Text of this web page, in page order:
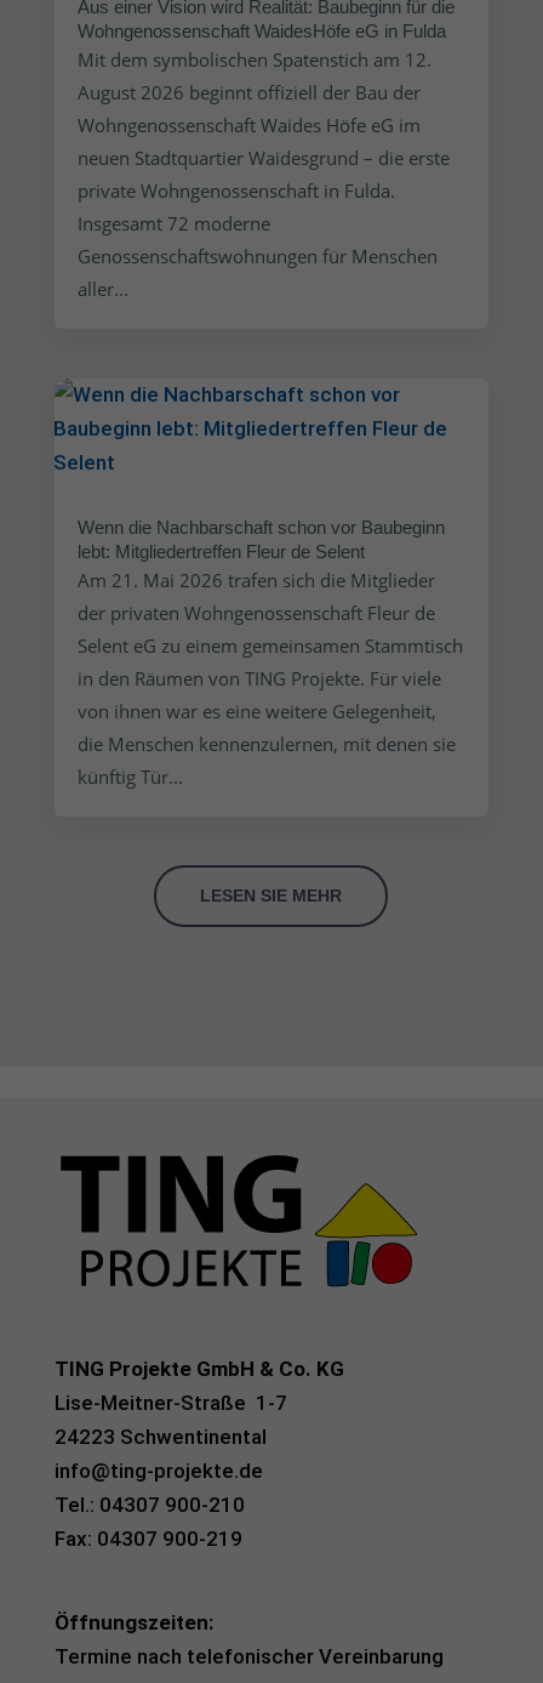
Aus einer Vision wird Realität: Baubeginn für die
Wohngenossenschaft WaidesHöfe eG in Fulda
Mit dem symbolischen Spatenstich am 12.
August 2026 beginnt offiziell der Bau der
Wohngenossenschaft Waides Höfe eG im
neuen Stadtquartier Waidesgrund – die erste
private Wohngenossenschaft in Fulda.
Insgesamt 72 moderne
Genossenschaftswohnungen für Menschen
aller...
Wenn die Nachbarschaft schon vor Baubeginn
lebt: Mitgliedertreffen Fleur de Selent
Am 21. Mai 2026 trafen sich die Mitglieder
der privaten Wohngenossenschaft Fleur de
Selent eG zu einem gemeinsamen Stammtisch
in den Räumen von TING Projekte. Für viele
von ihnen war es eine weitere Gelegenheit,
die Menschen kennenzulernen, mit denen sie
künftig Tür...
LESEN SIE MEHR
TING Projekte GmbH & Co. KG
Lise-Meitner-Straße 1-7
24223 Schwentinental
info@ting-projekte.de
Tel.: 04307 900-210
Fax: 04307 900-219
Öffnungszeiten:
Termine nach telefonischer Vereinbarung